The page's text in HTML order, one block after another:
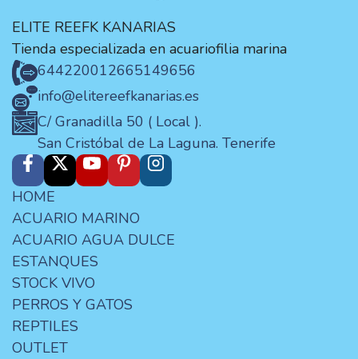
ELITE REEFK KANARIAS
Tienda especializada en acuariofilia marina
644220012665149656
info@elitereefkanarias.es
C/ Granadilla 50 ( Local ).
San Cristóbal de La Laguna. Tenerife
HOME
ACUARIO MARINO
ACUARIO AGUA DULCE
ESTANQUES
STOCK VIVO
PERROS Y GATOS
REPTILES
OUTLET